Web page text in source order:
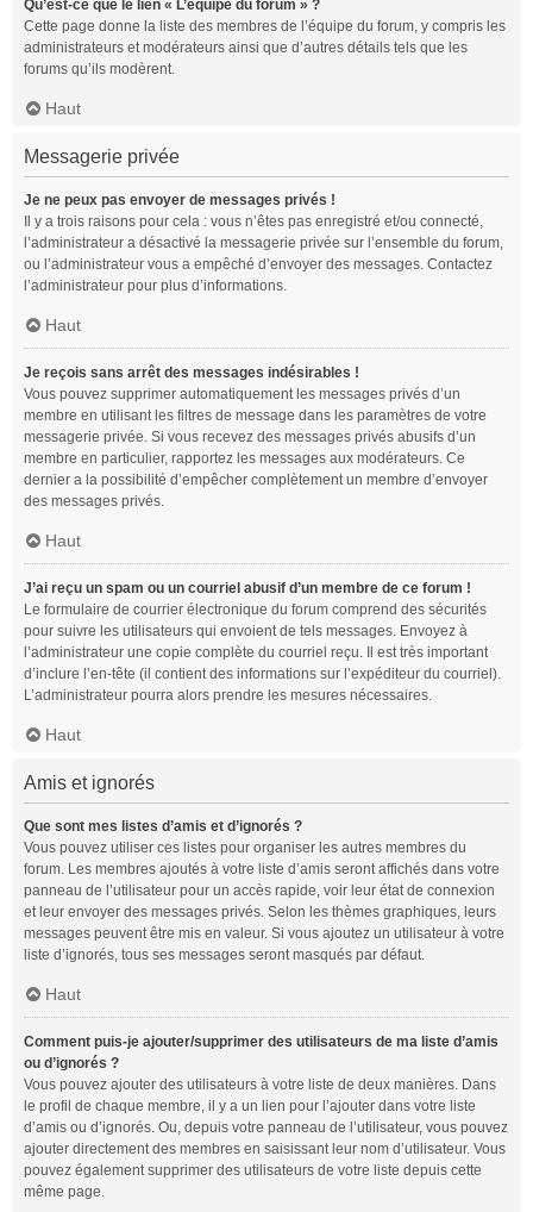
Qu’est-ce que le lien « L’équipe du forum » ?
Cette page donne la liste des membres de l’équipe du forum, y compris les
administrateurs et modérateurs ainsi que d’autres détails tels que les
forums qu’ils modèrent.
Haut
Messagerie privée
Je ne peux pas envoyer de messages privés !
Il y a trois raisons pour cela : vous n’êtes pas enregistré et/ou connecté,
l’administrateur a désactivé la messagerie privée sur l’ensemble du forum,
ou l’administrateur vous a empêché d’envoyer des messages. Contactez
l’administrateur pour plus d’informations.
Haut
Je reçois sans arrêt des messages indésirables !
Vous pouvez supprimer automatiquement les messages privés d’un
membre en utilisant les filtres de message dans les paramètres de votre
messagerie privée. Si vous recevez des messages privés abusifs d’un
membre en particulier, rapportez les messages aux modérateurs. Ce
dernier a la possibilité d’empêcher complètement un membre d’envoyer
des messages privés.
Haut
J’ai reçu un spam ou un courriel abusif d’un membre de ce forum !
Le formulaire de courrier électronique du forum comprend des sécurités
pour suivre les utilisateurs qui envoient de tels messages. Envoyez à
l’administrateur une copie complète du courriel reçu. Il est très important
d’inclure l’en-tête (il contient des informations sur l’expéditeur du courriel).
L’administrateur pourra alors prendre les mesures nécessaires.
Haut
Amis et ignorés
Que sont mes listes d’amis et d’ignorés ?
Vous pouvez utiliser ces listes pour organiser les autres membres du
forum. Les membres ajoutés à votre liste d’amis seront affichés dans votre
panneau de l’utilisateur pour un accès rapide, voir leur état de connexion
et leur envoyer des messages privés. Selon les thèmes graphiques, leurs
messages peuvent être mis en valeur. Si vous ajoutez un utilisateur à votre
liste d’ignorés, tous ses messages seront masqués par défaut.
Haut
Comment puis-je ajouter/supprimer des utilisateurs de ma liste d’amis
ou d’ignorés ?
Vous pouvez ajouter des utilisateurs à votre liste de deux manières. Dans
le profil de chaque membre, il y a un lien pour l’ajouter dans votre liste
d’amis ou d’ignorés. Ou, depuis votre panneau de l’utilisateur, vous pouvez
ajouter directement des membres en saisissant leur nom d’utilisateur. Vous
pouvez également supprimer des utilisateurs de votre liste depuis cette
même page.